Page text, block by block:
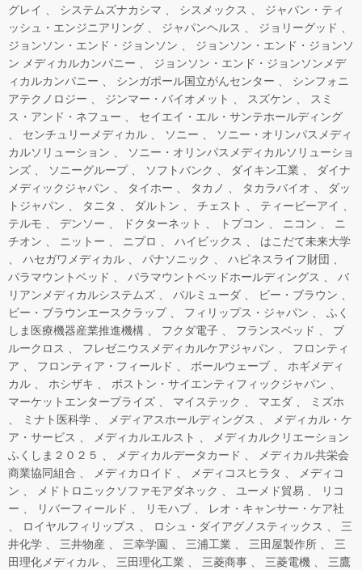
グレイ システムズナカシマ シスメックス
ジャパン・ティ
ッシュ・エンジニアリング
ジャパンヘルス
ジョリーグッド
ジョンソン・エンド・ジョンソン
ジョンソン・エンド・ジョンソ
ン メディカルカンパニー
ジョンソン・エンド・ジョンソンメデ
ィカルカンパニー
シンガポール国立がんセンター
シンフォニ
アテクノロジー
ジンマー・バイオメット スズケン
スミ
ス・アンド・ネフュー
セイエイ・エル・サンテホールディング
センチュリーメディカル
ソニー
ソニー・オリンパスメディ
カルソリューション
ソニー・オリンパスメディカルソリューショ
ンズ
ソニーグループ ソフトバンク ダイキン工業
ダイナ
メディックジャパン
タイホー タカノ タカラバイオ
ダッ
トジャパン
タニタ ダルトン チェスト
ティービーアイ
テルモ
デンソー ドクターネット トプコン ニコン
ニ
チオン
ニットー ニプロ ハイビックス
はこだて未来大学
ハセガワメディカル
パナソニック
ハピネスライフ財団
パラマウントベッド
パラマウントベッドホールディングス
バ
リアンメディカルシステムズ
バルミューダ
ビー・ブラウン
ビー・ブラウンエースクラップ
フィリップス・ジャパン
ふく
しま医療機器産業推進機構
フクダ電子 フランスベッド
ブ
ルークロス
フレゼニウスメディカルケアジャパン
フロンティ
ア
フロンティア・フィールド ボールウェーブ
ホギメディ
カル
ホシザキ
ボストン・サイエンティフィックジャパン
マーケットエンタープライズ
マイステック マエダ
ミズホ
ミナト医科学
メディアスホールディングス
メディカル・ケ
ア・サービス
メディカルエルスト
メディカルクリエーション
ふくしま２０２５
メディカルデータカード
メディカル共栄会
商業協同組合
メディカロイド メディコスヒラタ
メディコ
ン
メドトロニックソファモアダネック ユーメド貿易
リコ
ー
リバーフィールド リモハブ
レオ・キャンサー・ケア社
ロイヤルフィリップス
ロシュ・ダイアグノスティックス
三
井化学
三井物産 三幸学園 三浦工業 三田屋製作所
三
田理化メディカル
三田理化工業 三菱商事 三菱電機
三鷹